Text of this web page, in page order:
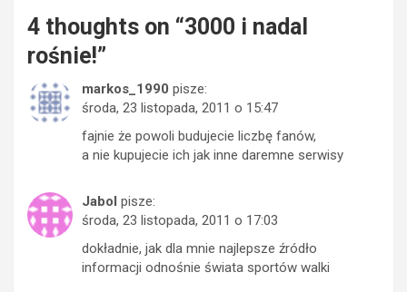
4 thoughts on “3000 i nadal
rośnie!”
markos_1990 pisze:
środa, 23 listopada, 2011 o 15:47
fajnie że powoli budujecie liczbę fanów,
a nie kupujecie ich jak inne daremne serwisy
Jabol pisze:
środa, 23 listopada, 2011 o 17:03
dokładnie, jak dla mnie najlepsze źródło
informacji odnośnie świata sportów walki